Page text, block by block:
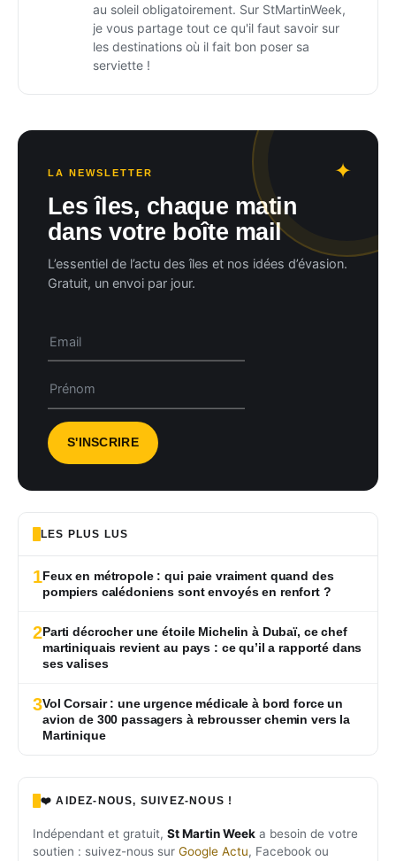
au soleil obligatoirement. Sur StMartinWeek,
je vous partage tout ce qu'il faut savoir sur
les destinations où il fait bon poser sa
serviette !
LA NEWSLETTER
Les îles, chaque matin
dans votre boîte mail
L’essentiel de l’actu des îles et nos idées d’évasion.
Gratuit, un envoi par jour.
LES PLUS LUS
1Feux en métropole : qui paie vraiment quand des
pompiers calédoniens sont envoyés en renfort ?
2Parti décrocher une étoile Michelin à Dubaï, ce chef
martiniquais revient au pays : ce qu’il a rapporté dans
ses valises
3Vol Corsair : une urgence médicale à bord force un
avion de 300 passagers à rebrousser chemin vers la
Martinique
❤️ AIDEZ-NOUS, SUIVEZ-NOUS !
Indépendant et gratuit, St Martin Week a besoin de votre
soutien : suivez-nous sur Google Actu, Facebook ou